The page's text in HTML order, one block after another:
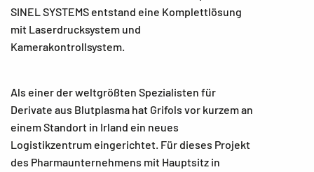
SINEL SYSTEMS entstand eine Komplettlösung
mit Laserdrucksystem und
Kamerakontrollsystem.
Als einer der weltgrößten Spezialisten für
Derivate aus Blutplasma hat Grifols vor kurzem an
einem Standort in Irland ein neues
Logistikzentrum eingerichtet. Für dieses Projekt
des Pharmaunternehmens mit Hauptsitz in